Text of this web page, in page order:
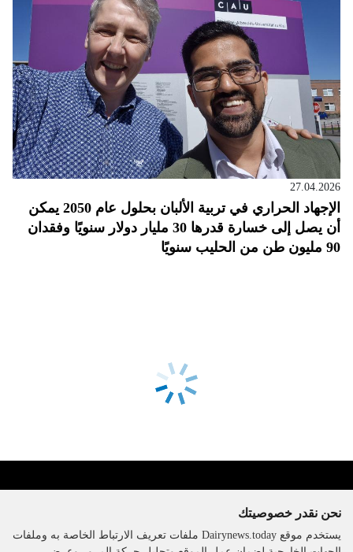
27.04.2026
الإجهاد الحراري في تربية الألبان بحلول عام 2050 يمكن
أن يصل إلى خسارة قدرها 30 مليار دولار سنويًا وفقدان
90 مليون طن من الحليب سنويًا
نحن نقدر خصوصيتك
يستخدم موقع Dairynews.today ملفات تعريف الارتباط الخاصة به وملفات